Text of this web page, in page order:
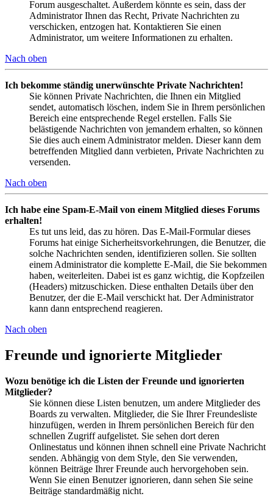
Forum ausgeschaltet. Außerdem könnte es sein, dass der
Administrator Ihnen das Recht, Private Nachrichten zu
verschicken, entzogen hat. Kontaktieren Sie einen
Administrator, um weitere Informationen zu erhalten.
Nach oben
Ich bekomme ständig unerwünschte Private Nachrichten!
Sie können Private Nachrichten, die Ihnen ein Mitglied
sendet, automatisch löschen, indem Sie in Ihrem persönlichen
Bereich eine entsprechende Regel erstellen. Falls Sie
belästigende Nachrichten von jemandem erhalten, so können
Sie dies auch einem Administrator melden. Dieser kann dem
betreffenden Mitglied dann verbieten, Private Nachrichten zu
versenden.
Nach oben
Ich habe eine Spam-E-Mail von einem Mitglied dieses Forums
erhalten!
Es tut uns leid, das zu hören. Das E-Mail-Formular dieses
Forums hat einige Sicherheitsvorkehrungen, die Benutzer, die
solche Nachrichten senden, identifizieren sollen. Sie sollten
einem Administrator die komplette E-Mail, die Sie bekommen
haben, weiterleiten. Dabei ist es ganz wichtig, die Kopfzeilen
(Headers) mitzuschicken. Diese enthalten Details über den
Benutzer, der die E-Mail verschickt hat. Der Administrator
kann dann entsprechend reagieren.
Nach oben
Freunde und ignorierte Mitglieder
Wozu benötige ich die Listen der Freunde und ignorierten
Mitglieder?
Sie können diese Listen benutzen, um andere Mitglieder des
Boards zu verwalten. Mitglieder, die Sie Ihrer Freundesliste
hinzufügen, werden in Ihrem persönlichen Bereich für den
schnellen Zugriff aufgelistet. Sie sehen dort deren
Onlinestatus und können ihnen schnell eine Private Nachricht
senden. Abhängig von dem Style, den Sie verwenden,
können Beiträge Ihrer Freunde auch hervorgehoben sein.
Wenn Sie einen Benutzer ignorieren, dann sehen Sie seine
Beiträge standardmäßig nicht.